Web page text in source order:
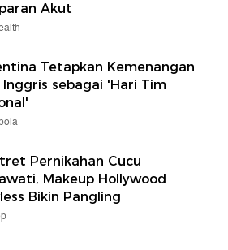
Akut
Tetapkan Kemenangan
sebagai 'Hari Tim
Pernikahan Cucu
Makeup Hollywood
Bikin Pangling